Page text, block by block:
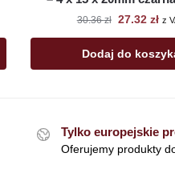
30.36zł 27.32 zł z
Dodaj do
Tylko europejskie
Oferujemy produkty